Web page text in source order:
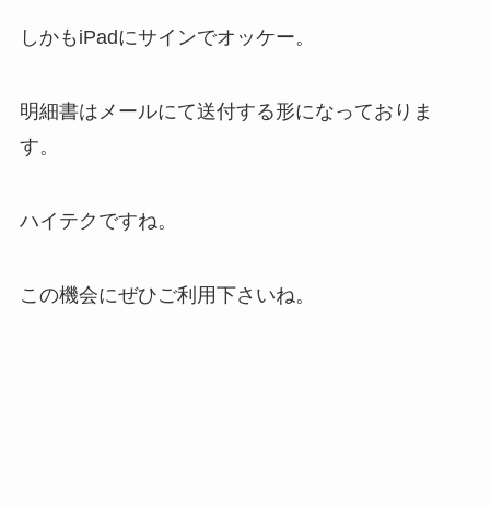
しかもiPadにサインでオッケー。
明細書はメールにて送付する形になっておりま
す。
ハイテクですね。
この機会にぜひご利用下さいね。